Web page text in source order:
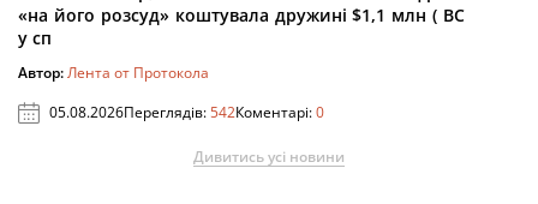
«на його розсуд» коштувала дружині $1,1 млн ( ВС
у сп
Автор:Лента от Протокола
05.08.2026Переглядів:542Коментарі:0
Дивитись усі новини